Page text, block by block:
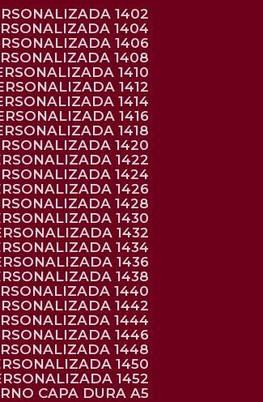
1402
1404
1406
1408
1410
1412
1414
1416
1418
1420
1422
1424
1426
1428
1430
1432
1434
1436
1438
1440
1442
1444
1446
1448
1450
1452
CAPA DURA A5